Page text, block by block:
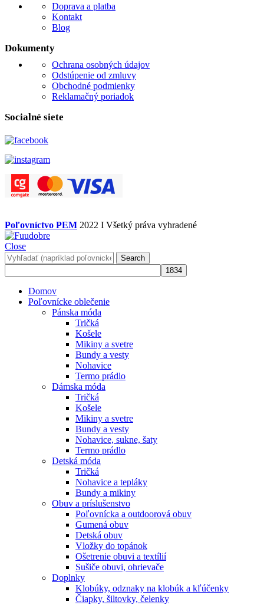
Doprava a platba
Kontakt
Blog
Dokumenty
Ochrana osobných údajov
Odstúpenie od zmluvy
Obchodné podmienky
Reklamačný poriadok
Socialné siete
Poľovníctvo PEM 2022 I Všetký práva vyhradené
Close
Search
Domov
Poľovnícke oblečenie
Pánska móda
Tričká
Košele
Mikiny a svetre
Bundy a vesty
Nohavice
Termo prádlo
Dámska móda
Tričká
Košele
Mikiny a svetre
Bundy a vesty
Nohavice, sukne, šaty
Termo prádlo
Detská móda
Tričká
Nohavice a tepláky
Bundy a mikiny
Obuv a príslušenstvo
Poľovnícka a outdoorová obuv
Gumená obuv
Detská obuv
Vložky do topánok
Ošetrenie obuvi a textílií
Sušiče obuvi, ohrievače
Doplnky
Klobúky, odznaky na klobúk a kľúčenky
Čiapky, šiltovky, čelenky